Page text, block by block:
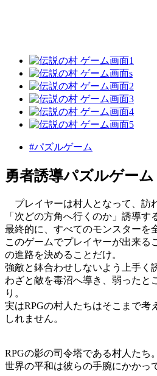
#パズルゲーム
勇者誘導パズルゲーム
プレイヤーは村人となって、訪
「次どの方角へ行くのか」誘導す
最終的に、すべてのモンスターを
このゲームでプレイヤーが出来る
の進路を決めることだけ。
強敵と鉢合わせしないよう上手く
わざと敵を毒沼へ導き、弱ったと
り。
実はRPGの村人たちはそこまで考
しれません。
RPGの影の司令塔である村人たち。
世界の平和は彼らの手腕にかかっ